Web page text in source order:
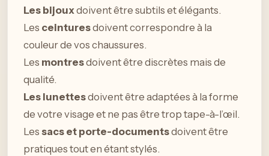
Les bijouxdoivent être subtils et élégants.
Les ceinturesdoivent correspondre à la
couleur de vos chaussures.
Les montresdoivent être discrètes mais de
qualité.
Les lunettesdoivent être adaptées à la forme
de votre visage et ne pas être trop tape-à-l’œil.
Les sacs et porte-documentsdoivent être
pratiques tout en étant stylés.